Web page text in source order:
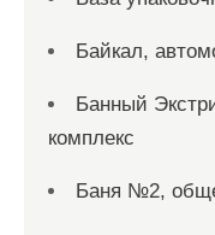
Байкал,
Банный
комплекс
Баня №2,